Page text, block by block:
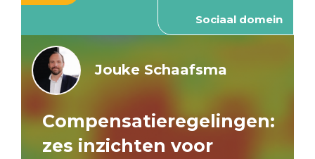
Sociaal domein
Jouke Schaafsma
Compensatieregelingen:
zes inzichten voor